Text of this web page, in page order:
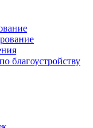
благоустройству